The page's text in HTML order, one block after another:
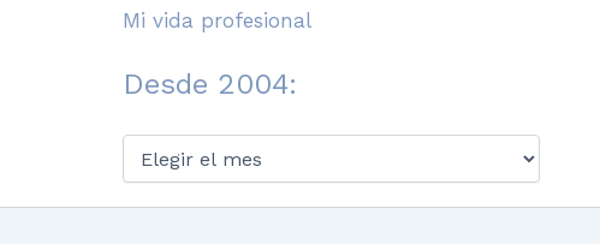
Mi vida profesional
Desde 2004:
2004: